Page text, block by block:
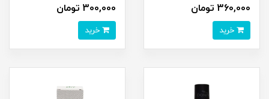
360,000 تومان
300,000 تومان